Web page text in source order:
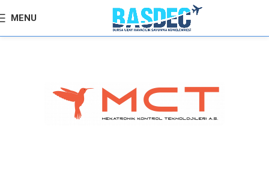
MENU